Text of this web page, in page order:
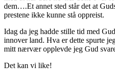
dem….Et annet sted står det at
prestene ikke kunne stå oppreist.
Idag da jeg hadde stille tid med
innover land. Hva er dette spurte
mitt nærvær opplevde jeg Gud
Det kan vi like!